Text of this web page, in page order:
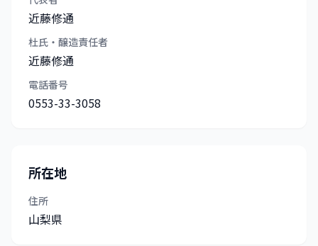
近藤修通
杜氏・醸造責任者
近藤修通
電話番号
0553-33-3058
所在地
住所
山梨県